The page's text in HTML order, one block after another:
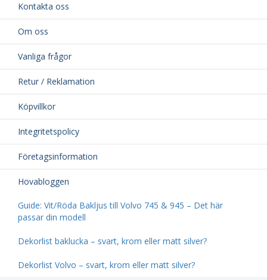
Kontakta oss
Om oss
Vanliga frågor
Retur / Reklamation
Köpvillkor
Integritetspolicy
Företagsinformation
Hovabloggen
Guide: Vit/Röda Bakljus till Volvo 745 & 945 – Det här
passar din modell
Dekorlist baklucka – svart, krom eller matt silver?
Dekorlist Volvo – svart, krom eller matt silver?